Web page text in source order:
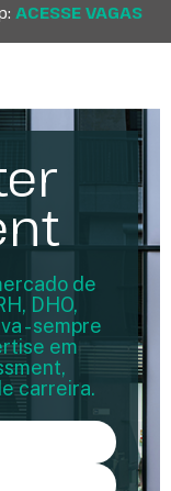
ACESSE VAGAS
de
DHO,
- sempre
em
carreira.